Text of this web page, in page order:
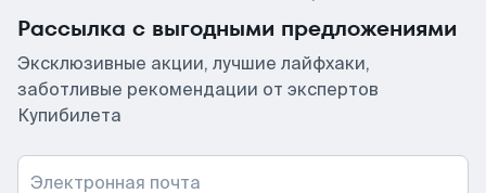
Рассылка с выгодными предложениями
Эксклюзивные акции, лучшие лайфхаки,
заботливые рекомендации от экспертов
Купибилета
Электронная почта